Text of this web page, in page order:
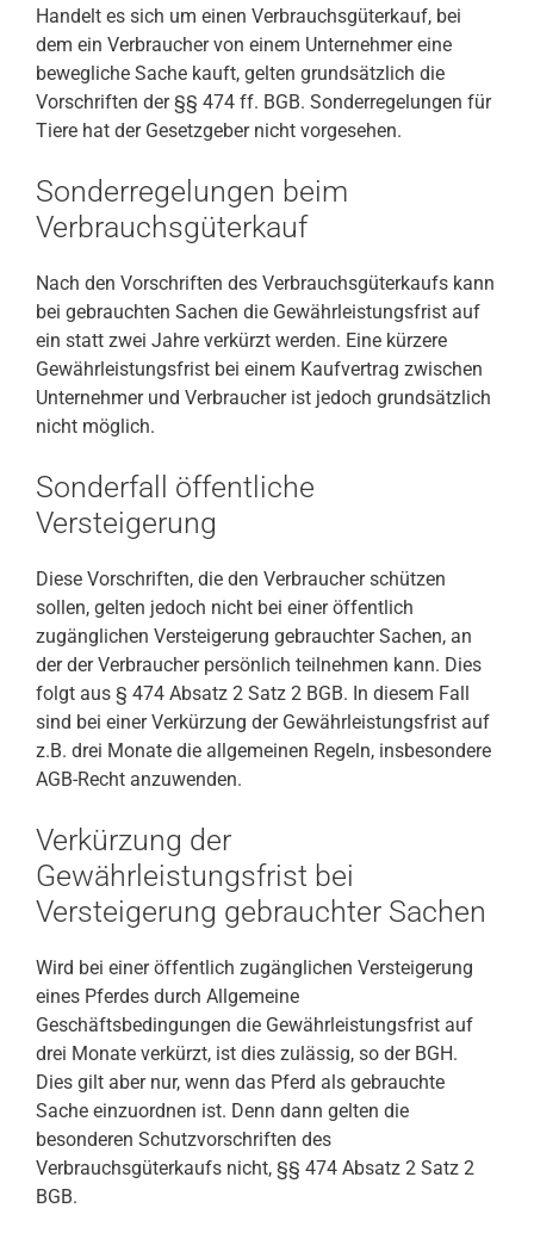
Handelt es sich um einen Verbrauchsgüterkauf, bei
dem ein Verbraucher von einem Unternehmer eine
bewegliche Sache kauft, gelten grundsätzlich die
Vorschriften der §§ 474 ff. BGB. Sonderregelungen für
Tiere hat der Gesetzgeber nicht vorgesehen.
Sonderregelungen beim
Verbrauchsgüterkauf
Nach den Vorschriften des Verbrauchsgüterkaufs kann
bei gebrauchten Sachen die Gewährleistungsfrist auf
ein statt zwei Jahre verkürzt werden. Eine kürzere
Gewährleistungsfrist bei einem Kaufvertrag zwischen
Unternehmer und Verbraucher ist jedoch grundsätzlich
nicht möglich.
Sonderfall öffentliche
Versteigerung
Diese Vorschriften, die den Verbraucher schützen
sollen, gelten jedoch nicht bei einer öffentlich
zugänglichen Versteigerung gebrauchter Sachen, an
der der Verbraucher persönlich teilnehmen kann. Dies
folgt aus § 474 Absatz 2 Satz 2 BGB. In diesem Fall
sind bei einer Verkürzung der Gewährleistungsfrist auf
z.B. drei Monate die allgemeinen Regeln, insbesondere
AGB-Recht anzuwenden.
Verkürzung der
Gewährleistungsfrist bei
Versteigerung gebrauchter Sachen
Wird bei einer öffentlich zugänglichen Versteigerung
eines Pferdes durch Allgemeine
Geschäftsbedingungen die Gewährleistungsfrist auf
drei Monate verkürzt, ist dies zulässig, so der BGH.
Dies gilt aber nur, wenn das Pferd als gebrauchte
Sache einzuordnen ist. Denn dann gelten die
besonderen Schutzvorschriften des
Verbrauchsgüterkaufs nicht, §§ 474 Absatz 2 Satz 2
BGB.